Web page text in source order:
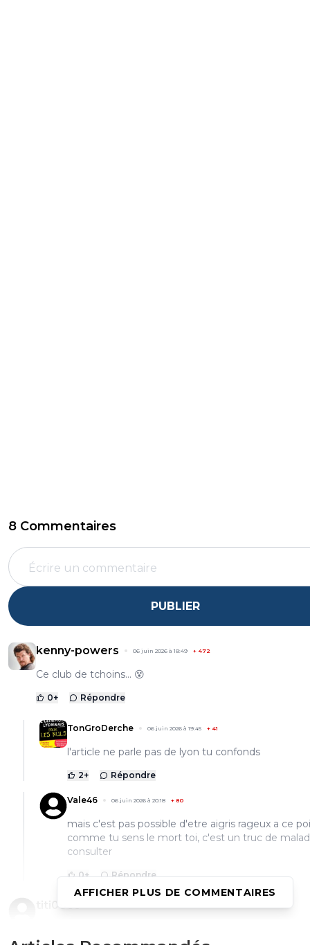
8 Commentaires
PUBLIER
kenny-powers 06 juin 2026 à 18:49 + 472
Ce club de tchoins... 😵
0+ Répondre
TonGroDerche 06 juin 2026 à 19:45 + 41
l'article ne parle pas de lyon tu confonds
2+ Répondre
Vale46 06 juin 2026 à 20:18 + 80
mais c'est pas possible d'etre aigris rageux a ce
comme tu sens le mort toi, c'est un truc de
consulter
0+ Répondre
titi08cc
AFFICHER PLUS DE COMMENTAIRES